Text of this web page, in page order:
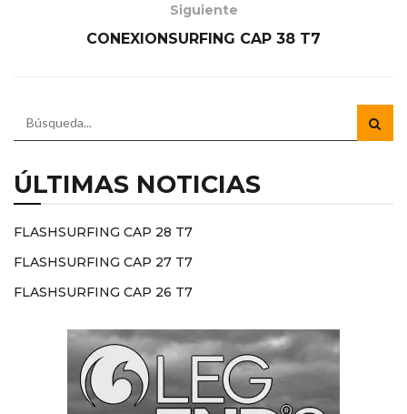
Siguiente
CONEXIONSURFING CAP 38 T7
ÚLTIMAS NOTICIAS
FLASHSURFING CAP 28 T7
FLASHSURFING CAP 27 T7
FLASHSURFING CAP 26 T7